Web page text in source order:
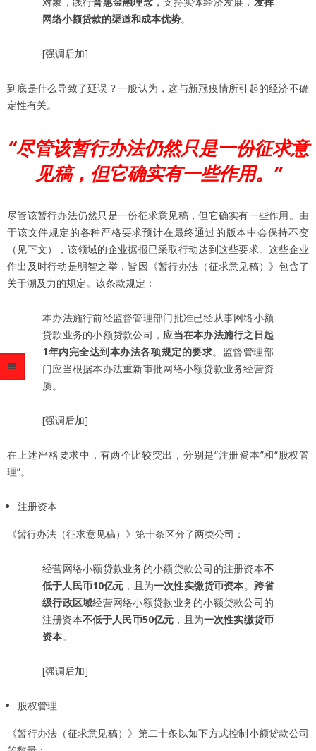
网络小额贷款的渠道和成本优势。
[强调后加]
到底是什么导致了延误？一般认为，这与新冠疫情所引起的经济不确
定性有关。
“尽管该暂行办法仍然只是一份征求意
见稿，但它确实有一些作用。”
尽管该暂行办法仍然只是一份征求意见稿，但它确实有一些作用。由
于该文件规定的各种严格要求预计在最终通过的版本中会保持不变
（见下文），该领域的企业据报已采取行动达到这些要求。这些企业
作出及时行动是明智之举，皆因《暂行办法（征求意见稿）》包含了
关于溯及力的规定。该条款规定：
本办法施行前经监督管理部门批准已经从事网络小额
贷款业务的小额贷款公司，应当在本办法施行之日起
1年内完全达到本办法各项规定的要求。监督管理部
门应当根据本办法重新审批网络小额贷款业务经营资
质。
[强调后加]
在上述严格要求中，有两个比较突出，分别是“注册资本”和“股权管
理”。
注册资本
《暂行办法（征求意见稿）》第十条区分了两类公司：
经营网络小额贷款业务的小额贷款公司的注册资本不
低于人民币10亿元 ，且为一次性实缴货币资本。 跨省
级行政区域经营网络小额贷款业务的小额贷款公司的
注册资本不低于人民币50亿元 ，且为一次性实缴货币
资本。
[强调后加]
股权管理
《暂行办法（征求意见稿）》第二十条以如下方式控制小额贷款公司